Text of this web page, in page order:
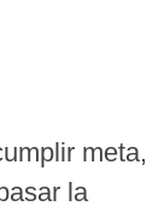
meta,
la